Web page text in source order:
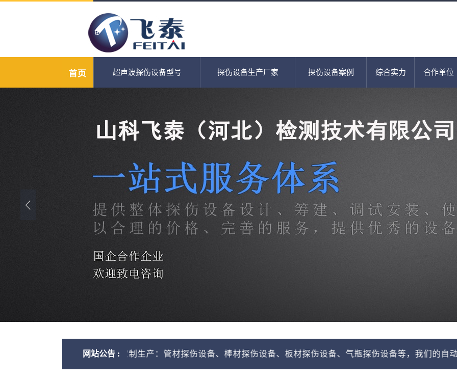
超声波探伤设备型号 探伤设备生产厂家 探伤设备案例 综合实力 合作单位
网站公告 :
可根据客户需求定制生产：管材探伤设备、棒材探伤设备、板材探伤设备、气瓶探伤设备等，我们的自动探伤系统